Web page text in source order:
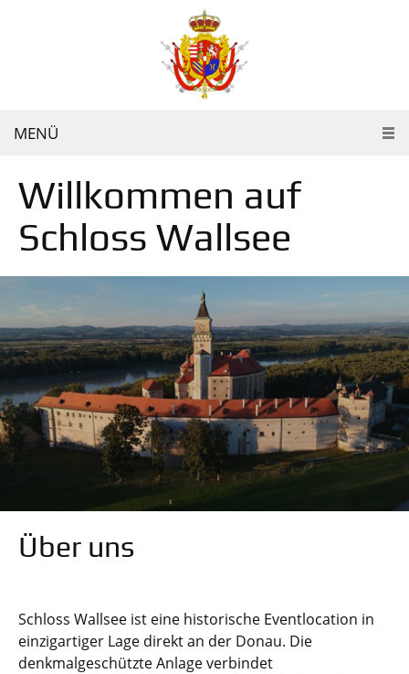
MENÜ
Willkommen auf
Schloss Wallsee
Über uns
Schloss Wallsee ist eine historische Eventlocation in
einzigartiger Lage direkt an der Donau. Die
denkmalgeschützte Anlage verbindet